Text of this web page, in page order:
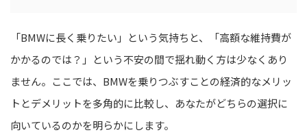
「BMWに長く乗りたい」という気持ちと、「高額な維持費が
かかるのでは？」という不安の間で揺れ動く方は少なくあり
ません。ここでは、BMWを乗りつぶすことの経済的なメリッ
トとデメリットを多角的に比較し、あなたがどちらの選択に
向いているのかを明らかにします。